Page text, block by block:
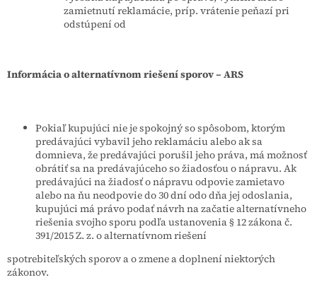
zamietnutí reklamácie, príp. vrátenie peňazí pri
odstúpení od
Informácia o alternatívnom riešení sporov – ARS
Pokiaľ kupujúci nie je spokojný so spôsobom, ktorým
predávajúci vybavil jeho reklamáciu alebo ak sa
domnieva, že predávajúci porušil jeho práva, má možnosť
obrátiť sa na predávajúceho so žiadosťou o nápravu. Ak
predávajúci na žiadosť o nápravu odpovie zamietavo
alebo na ňu neodpovie do 30 dní odo dňa jej odoslania,
kupujúci má právo podať návrh na začatie alternatívneho
riešenia svojho sporu podľa ustanovenia § 12 zákona č.
391/2015 Z. z. o alternatívnom riešení
spotrebiteľských sporov a o zmene a doplnení niektorých
zákonov.